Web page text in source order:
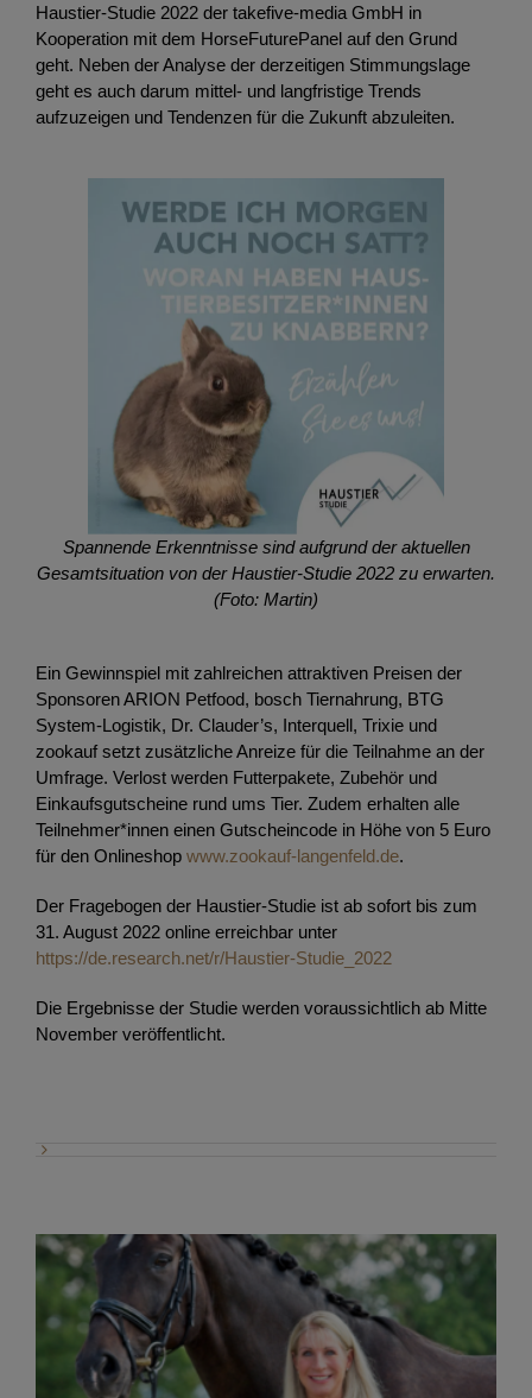
Haustier-Studie 2022 der takefive-media GmbH in
Kooperation mit dem HorseFuturePanel auf den Grund
geht. Neben der Analyse der derzeitigen Stimmungslage
geht es auch darum mittel- und langfristige Trends
aufzuzeigen und Tendenzen für die Zukunft abzuleiten.
Spannende Erkenntnisse sind aufgrund der aktuellen
Gesamtsituation von der Haustier-Studie 2022 zu erwarten.
(Foto: Martin)
Ein Gewinnspiel mit zahlreichen attraktiven Preisen der
Sponsoren ARION Petfood, bosch Tiernahrung, BTG
System-Logistik, Dr. Clauder’s, Interquell, Trixie und
zookauf setzt zusätzliche Anreize für die Teilnahme an der
Umfrage. Verlost werden Futterpakete, Zubehör und
Einkaufsgutscheine rund ums Tier. Zudem erhalten alle
Teilnehmer*innen einen Gutscheincode in Höhe von 5 Euro
für den Onlineshop www.zookauf-langenfeld.de.
Der Fragebogen der Haustier-Studie ist ab sofort bis zum
31. August 2022 online erreichbar unter
https://de.research.net/r/Haustier-Studie_2022
Die Ergebnisse der Studie werden voraussichtlich ab Mitte
November veröffentlicht.
Gemeinsamer Einsatz für Kinder und Pferde